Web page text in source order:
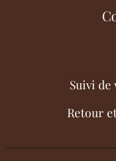
Suivi de
Retour